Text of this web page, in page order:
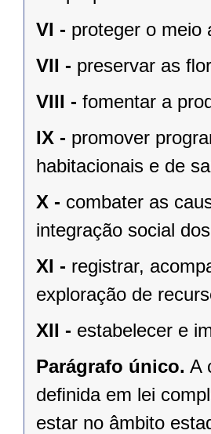
VI - proteger o meio
VII - preservar as
VIII - fomentar a
IX - promover
habitacionais e de
X - combater as
integração social
XI - registrar,
exploração de
XII - estabelecer e
Parágrafo único. A
deﬁnida em lei
estar no âmbito